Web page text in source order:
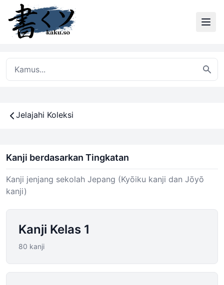
Jelajahi Koleksi
Kanji berdasarkan Tingkatan
Kanji jenjang sekolah Jepang (Kyōiku kanji dan Jōyō
kanji)
Kanji Kelas 1
80 kanji